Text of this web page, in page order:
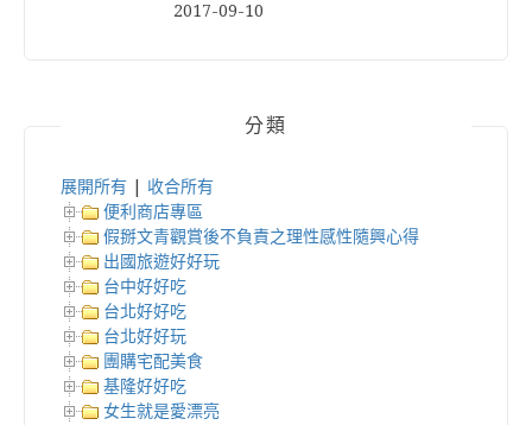
2017-09-10
分類
展開所有
收合所有
便利商店專區
假掰文青觀賞後不負責之理性感性隨興心得
出國旅遊好好玩
台中好好吃
台北好好吃
台北好好玩
團購宅配美食
基隆好好吃
女生就是愛漂亮